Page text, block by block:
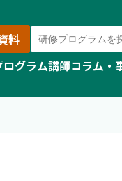
料
グラム講師コラム・